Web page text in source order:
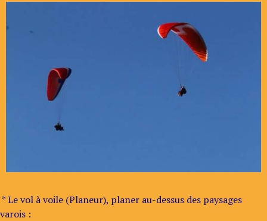
* Le vol à voile (Planeur), planer au-dessus des paysages
varois :